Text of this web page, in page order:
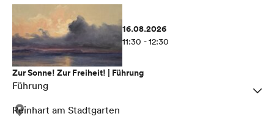
16.08.2026
11:30 - 12:30
Zur Sonne! Zur Freiheit! | Führung
Führung
Reinhart am Stadtgarten